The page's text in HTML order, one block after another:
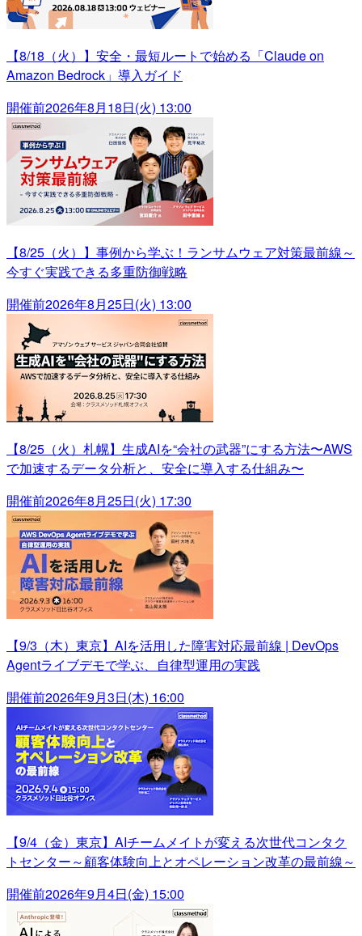
【8/18（火）】安全・最短ルートで始める「Claude on
Amazon Bedrock」導入ガイド
開催前2026年8月18日(火) 13:00
【8/25（火）】事例から学ぶ！ランサムウェア対策最前線～
今すぐ実践できる多重防御戦略
開催前2026年8月25日(火) 13:00
【8/25（火）札幌】生成AIを“会社の武器”にする方法〜AWS
で加速するデータ分析と、安全に導入する仕組み〜
開催前2026年8月25日(火) 17:30
【9/3（木）東京】AIを活用した障害対応最前線 | DevOps
Agentライブデモで学ぶ、自律型運用の実践
開催前2026年9月3日(木) 16:00
【9/4（金）東京】AIチームメイトが変える次世代コンタク
トセンター～顧客体験向上とオペレーション改革の最前線～
開催前2026年9月4日(金) 15:00